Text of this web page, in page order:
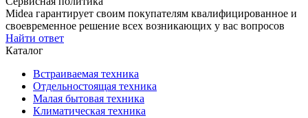
Midea гарантирует своим покупателям квалифицированное и
своевременное решение всех возникающих у вас вопросов
Найти ответ
Каталог
Встраиваемая техника
Отдельностоящая техника
Малая бытовая техника
Климатическая техника